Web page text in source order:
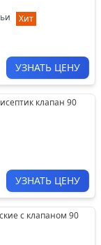
Хит
УЗНАТЬ ЦЕНУ
клапан 90
УЗНАТЬ ЦЕНУ
с клапаном 90